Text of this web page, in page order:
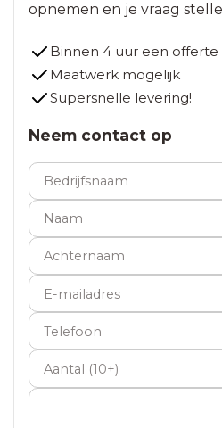
opnemen en je vraag
Binnen 4 uur een offerte
Maatwerk mogelijk
Supersnelle levering!
Neem contact op
Bedrijfsnaam
Naam
Achternaam
E-mailadres
Telefoon
Aantal